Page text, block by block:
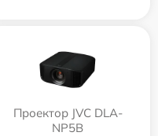
Проектор JVC DLA-
NP5B